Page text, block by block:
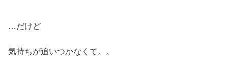
…だけど
気持ちが追いつかなくて。。